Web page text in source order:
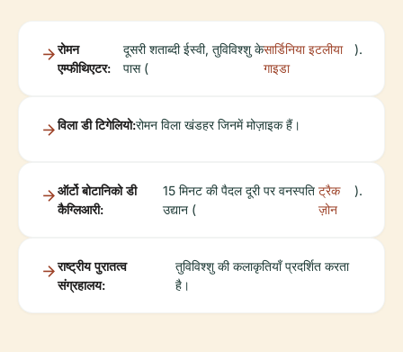
रोमन
एम्फीथिएटर:
दूसरी शताब्दी ईस्वी, तुविविश्शु के
पास (
सार्डिनिया इटलीया
गाइडा
).
विला डी टिगेलियो:रोमन विला खंडहर जिनमें मोज़ाइक हैं।
ऑर्टो बोटानिको डी
कैग्लिआरी:
15 मिनट की पैदल दूरी पर वनस्पति
उद्यान (
ट्रैक
ज़ोन
).
राष्ट्रीय पुरातत्व
संग्रहालय:
तुविविश्शु की कलाकृतियाँ प्रदर्शित करता
है।